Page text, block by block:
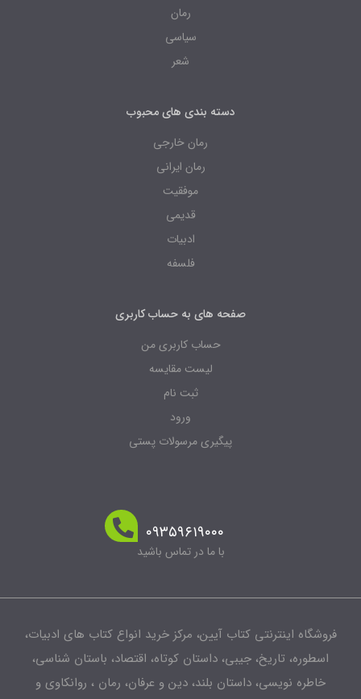
رمان
سیاسی
شعر
دسته بندی های محبوب
رمان خارجی
رمان ایرانی
موفقیت
قدیمی
ادبیات
فلسفه
صفحه های به حساب کاربری
حساب کاربری من
لیست مقایسه
ثبت نام
ورود
پیگیری مرسولات پستی
۰۹۳۵۹۶۱۹۰۰۰
با ما در تماس باشید
فروشگاه اینترنتی کتاب آیین، مرکز خرید انواع کتاب های ادبیات،
اسطوره، تاریخ، جیبی، داستان کوتاه، اقتصاد، باستان شناسی،
خاطره نویسی، داستان بلند، دین و عرفان، رمان ، روانکاوی و